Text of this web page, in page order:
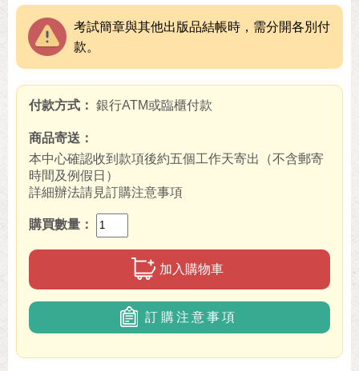
考試簡章與其他出版品結帳時，需分開各別付
款。
付款方式 銀行ATM或臨櫃付款
商品寄送
本中心確認收到款項後約五個工作天寄出（不含郵寄
時間及例假日）
詳細辦法請見訂購注意事項
購買數量
加入購物車
訂購注意事項